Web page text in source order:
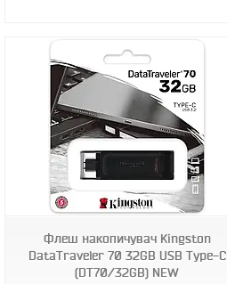
Флеш накопичувач Kingston
DataTraveler 70 32GB USB Type-C
(DT70/32GB) NEW